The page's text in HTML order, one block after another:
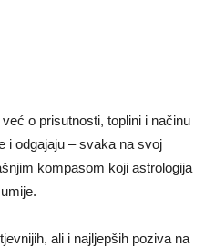
o prisutnosti, toplini i načinu
i odgajaju – svaka na svoj
kompasom koji astrologija
ali i najljepših poziva na